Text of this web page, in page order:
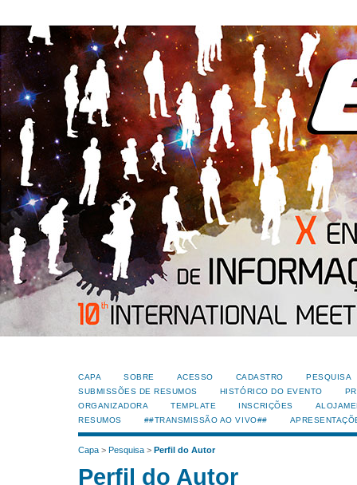
CAPA SOBRE ACESSO CADASTRO
PESQUISA
SUBMISSÕES DE RESUMOS
HISTÓRICO DO EVENTO
ORGANIZADORA
TEMPLATE INSCRIÇÕES
RESUMOS
##TRANSMISSÃO AO VIVO##
Capa > Pesquisa > Perfil do Autor
Perfil do Autor